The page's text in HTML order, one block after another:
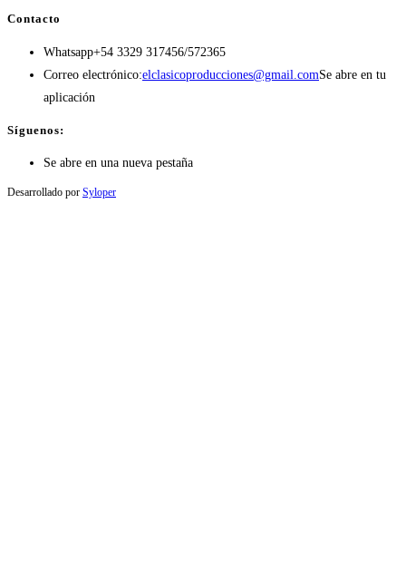
Contacto
Whatsapp+54 3329 317456/572365
Correo electrónico:elclasicoproducciones@gmail.comSe abre en tu
aplicación
Síguenos:
Se abre en una nueva pestaña
Desarrollado por Syloper